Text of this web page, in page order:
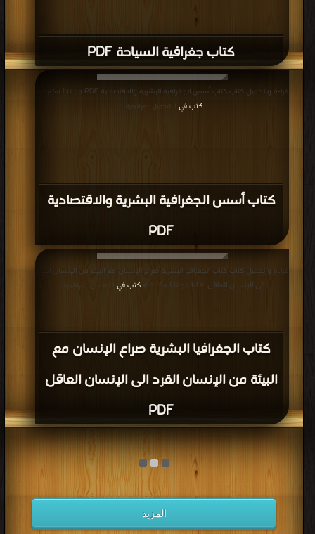
كتاب جغرافية السياحة PDF
كتاب أسس الجغرافية البشرية والاقتصادية
PDF
قراءة و تحميل كتاب كتاب أسس الجغرافية البشرية والاقتصادية PDF مجانا | مكتبة >
كتب في
| التحميل : مرة/مرات
كتاب الجغرافيا البشرية صراع الإنسان مع
البيئة من الإنسان القرد الى الإنسان العاقل
PDF
قراءة و تحميل كتاب كتاب الجغرافيا البشرية صراع الإنسان مع البيئة من الإنسان القرد
الى الإنسان العاقل PDF مجانا | مكتبة >
كتب في | التحميل : مرة/مرات
المزيد